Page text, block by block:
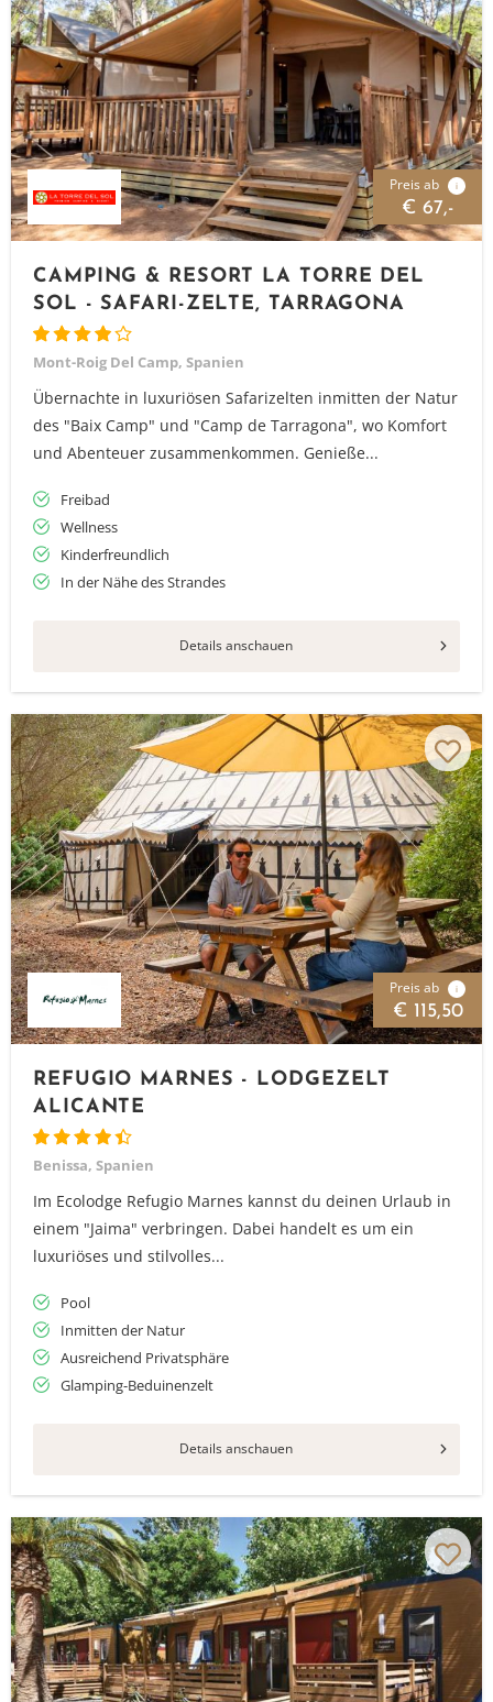
Preis ab i
€ 67,-
CAMPING & RESORT LA TORRE DEL
SOL - SAFARI-ZELTE, TARRAGONA
Mont-Roig Del Camp, Spanien
Übernachte in luxuriösen Safarizelten inmitten der Natur
des "Baix Camp" und "Camp de Tarragona", wo Komfort
und Abenteuer zusammenkommen. Genieße...
Freibad
Wellness
Kinderfreundlich
In der Nähe des Strandes
Details anschauen
Preis ab i
€ 115,50
REFUGIO MARNES - LODGEZELT
ALICANTE
Benissa, Spanien
Im Ecolodge Refugio Marnes kannst du deinen Urlaub in
einem "Jaima" verbringen. Dabei handelt es um ein
luxuriöses und stilvolles...
Pool
Inmitten der Natur
Ausreichend Privatsphäre
Glamping-Beduinenzelt
Details anschauen